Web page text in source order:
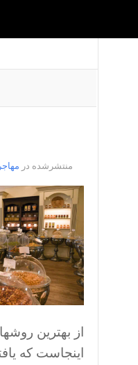
منتشرشده در
از بهترین
اینجاست که